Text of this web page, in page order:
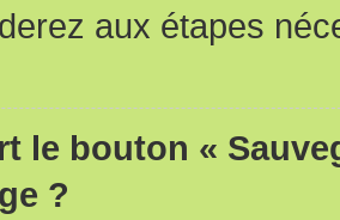
aux étapes
le bouton «
?